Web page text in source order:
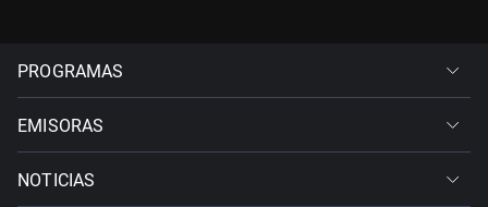
PROGRAMAS
EMISORAS
NOTICIAS